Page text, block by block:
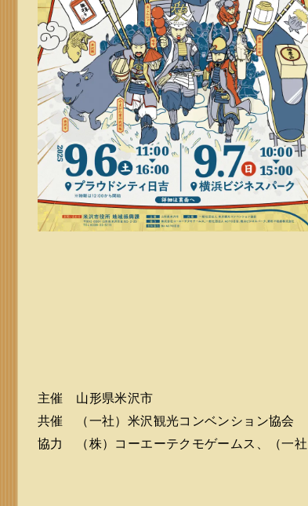
主催 山形県米沢市
共催 （一社）米沢観光コンベンション協会
協力 （株）コーエーテクモゲームス、（一